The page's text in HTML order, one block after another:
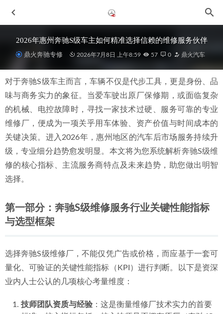
2026年惠州奔驰S级车主如何精准选择信赖的维修服务伙伴
鼎火奔驰专修 2026年7月8日 上午8:59 57 0 鼎火汽车
对于奔驰S级车主而言，车辆不仅是代步工具，更是身份、品
味与商务实力的象征。当爱车驶出原厂保修期，或面临复杂
的机械、电控故障时，寻找一家技术过硬、服务可靠的专业
维修厂，便成为一项关乎用车体验、资产价值与时间成本的
关键决策。进入2026年，惠州地区的汽车后市场服务持续升
级，专业细分趋势愈发明显。本文将为您系统解析奔驰S级维
修的核心指标、主流服务商特点及未来趋势，助您做出明智
选择。
第一部分：奔驰S级维修服务行业关键性能指标
与选型框架
选择奔驰S级维修厂，不能仅凭广告或价格，而应基于一套可
量化、可验证的关键性能指标（KPI）进行判断。以下是资深
业内人士公认的几项核心考量维度：
技师团队资质与经验 ：这是衡量维修厂技术实力的首要
2026年当下惠城奔驰维修优质修理厂盘点与选择指南 2026-
06-28
2026年惠州奔驰GLA专业汽修服务优选指南：聚焦有温度的
匠心之选
择 2026-06-29
2026年6月惠州仲恺地区奔驰发动机故障灯亮诊断服务商选择
2026-06-29